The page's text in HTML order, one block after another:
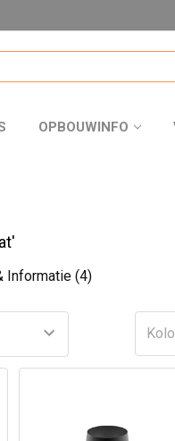
OPBOUWINFO
Informatie (4)